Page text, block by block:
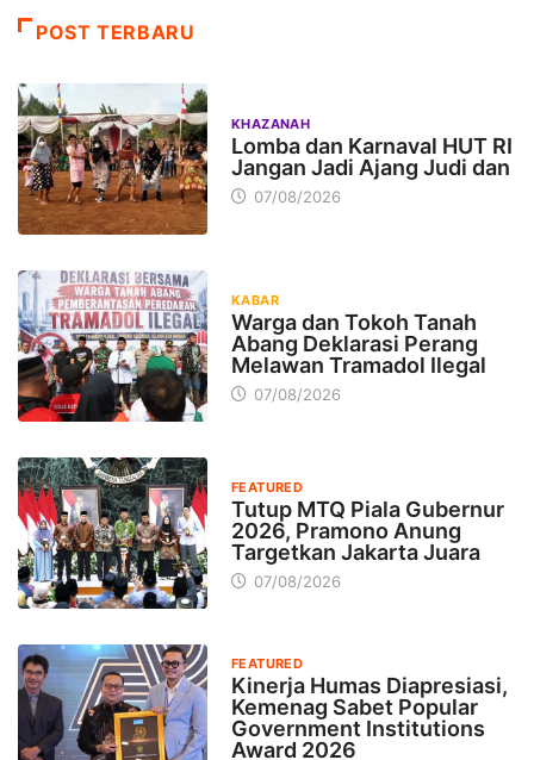
POST TERBARU
KHAZANAH
Lomba dan Karnaval HUT RI
Jangan Jadi Ajang Judi dan
07/08/2026
KABAR
Warga dan Tokoh Tanah
Abang Deklarasi Perang
Melawan Tramadol Ilegal
07/08/2026
FEATURED
Tutup MTQ Piala Gubernur
2026, Pramono Anung
Targetkan Jakarta Juara
07/08/2026
FEATURED
Kinerja Humas Diapresiasi,
Kemenag Sabet Popular
Government Institutions
Award 2026